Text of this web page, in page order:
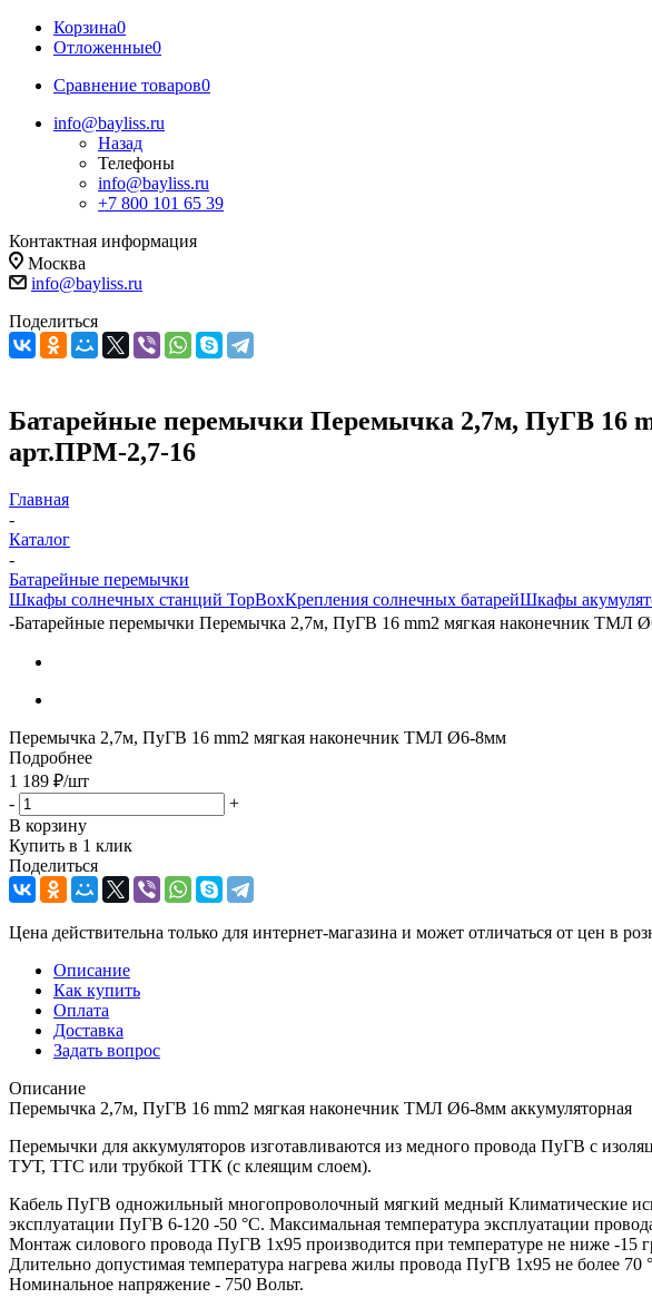
Корзина0
Отложенные0
Сравнение товаров0
info@bayliss.ru
Назад
Телефоны
info@bayliss.ru
+7 800 101 65 39
Контактная информация
Москва
info@bayliss.ru
Поделиться
Батарейные перемычки Перемычка 2,7м, ПуГВ 16
арт.ПРМ-2,7-16
Главная
-
Каталог
-
Батарейные перемычки
Шкафы солнечных станций TopBoxКрепления солнечных батарейШкафы
-Батарейные перемычки Перемычка 2,7м, ПуГВ 16 mm2 мягкая наконечник ТМЛ
Перемычка 2,7м, ПуГВ 16 mm2 мягкая наконечник ТМЛ Ø6-8мм
Подробнее
1 189 ₽/шт
-
+
В корзину
Купить в 1 клик
Поделиться
Цена действительна только для интернет-магазина и может отличаться от цен в
Описание
Как купить
Оплата
Доставка
Задать вопрос
Описание
Перемычка 2,7м, ПуГВ 16 mm2 мягкая наконечник ТМЛ Ø6-8мм аккумуляторная
Перемычки для аккумуляторов изготавливаются из медного провода ПуГВ с
ТУТ, ТТС или трубкой ТТК (с клеящим слоем).
Кабель ПуГВ одножильный многопроволочный мягкий медный Климатические
эксплуатации ПуГВ 6-120 -50 °С. Максимальная температура эксплуатации
Монтаж силового провода ПуГВ 1х95 производится при температуре не ниже -
Длительно допустимая температура нагрева жилы провода ПуГВ 1х95 не
Номинальное напряжение - 750 Вольт.